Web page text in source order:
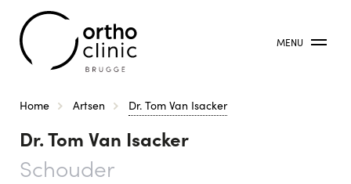
MENU
Kruimelpad
Home Artsen Dr. Tom Van Isacker
Dr. Tom Van Isacker
Schouder